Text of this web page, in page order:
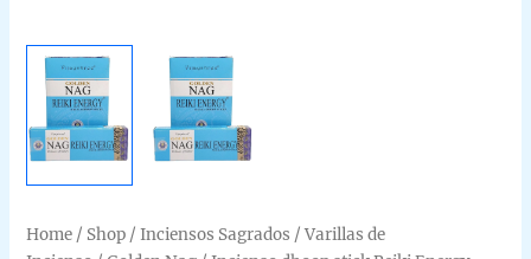
Home / Shop /Inciensos Sagrados /Varillas de